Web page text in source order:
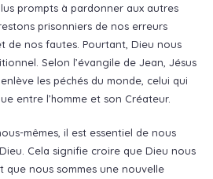
prompts à pardonner aux autres
prisonniers de nos erreurs
de nos fautes. Pourtant, Dieu nous
Selon l’évangile de Jean, Jésus
les péchés du monde, celui qui
entre l’homme et son Créateur.
mêmes, il est essentiel de nous
Cela signifie croire que Dieu nous
que nous sommes une nouvelle